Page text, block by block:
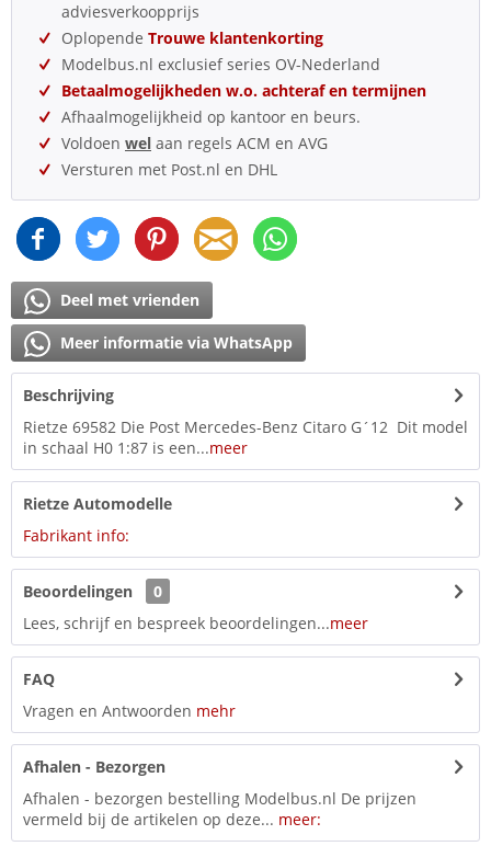
adviesverkoopprijs
Oplopende Trouwe klantenkorting
Modelbus.nl exclusief series OV-Nederland
Betaalmogelijkheden w.o. achteraf en termijnen
Afhaalmogelijkheid op kantoor en beurs.
Voldoen wel aan regels ACM en AVG
Versturen met Post.nl en DHL
Deel met vrienden
Meer informatie via WhatsApp
Beschrijving
Rietze 69582 Die Post Mercedes-Benz Citaro G´12 Dit model
in schaal H0 1:87 is een...meer
Rietze Automodelle
Fabrikant info:
Beoordelingen
0
Lees, schrijf en bespreek beoordelingen...meer
FAQ
Vragen en Antwoorden mehr
Afhalen - Bezorgen
Afhalen - bezorgen bestelling Modelbus.nl De prijzen
vermeld bij de artikelen op deze... meer: